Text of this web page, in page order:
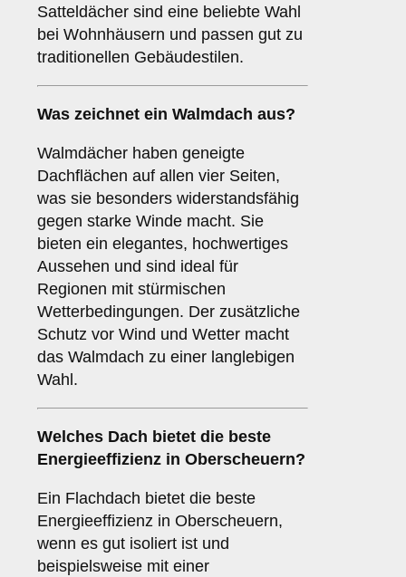
Satteldächer sind eine beliebte Wahl
bei Wohnhäusern und passen gut zu
traditionellen Gebäudestilen.
Was zeichnet ein Walmdach aus?
Walmdächer haben geneigte
Dachflächen auf allen vier Seiten,
was sie besonders widerstandsfähig
gegen starke Winde macht. Sie
bieten ein elegantes, hochwertiges
Aussehen und sind ideal für
Regionen mit stürmischen
Wetterbedingungen. Der zusätzliche
Schutz vor Wind und Wetter macht
das Walmdach zu einer langlebigen
Wahl.
Welches Dach bietet die beste
Energieeffizienz in Oberscheuern?
Ein Flachdach bietet die beste
Energieeffizienz in Oberscheuern,
wenn es gut isoliert ist und
beispielsweise mit einer